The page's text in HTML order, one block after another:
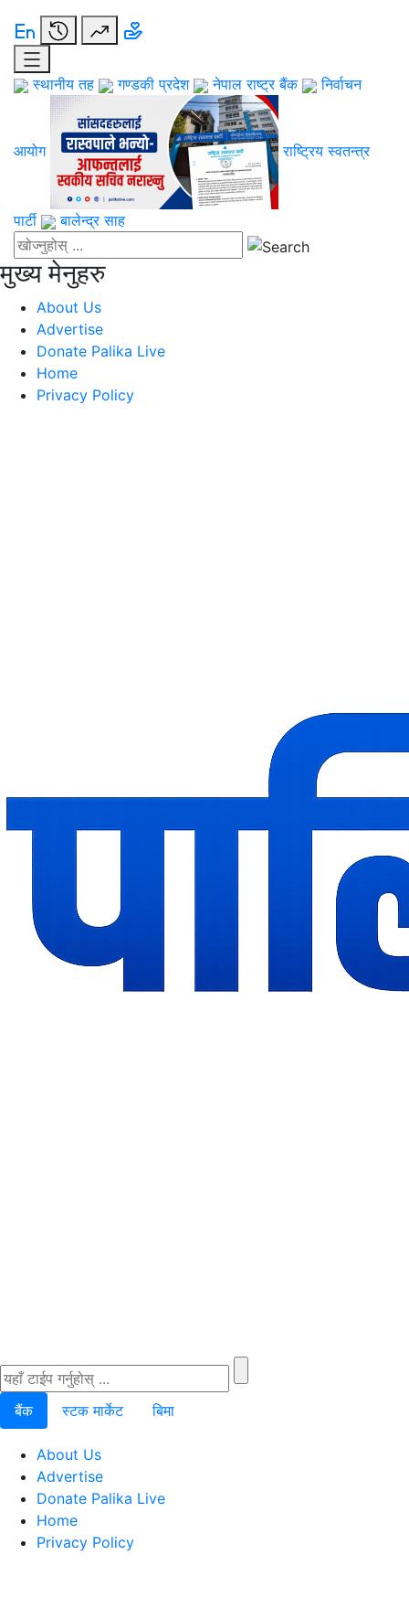
स्थानीय तह गण्डकी प्रदेश नेपाल राष्ट्र बैंक निर्वाचन
आयोग राष्ट्रिय स्वतन्त्र
पार्टी बालेन्द्र साह
मुख्य मेनुहरु
About Us
Advertise
Donate Palika Live
Home
Privacy Policy
बैंक स्टक मार्केट बिमा
About Us
Advertise
Donate Palika Live
Home
Privacy Policy